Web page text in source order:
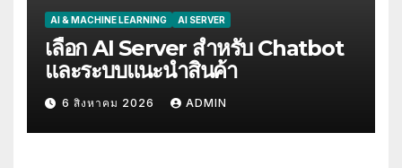
AI & MACHINE LEARNING AI SERVER
เลือก AI Server สำหรับ Chatbot
และระบบแนะนำสินค้า
6 สิงหาคม 2026 ADMIN